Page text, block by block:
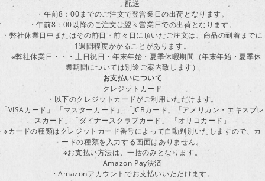
配送
・午前8：00までのご注文で翌営業日の出荷となります。
・午前8：00以降のご注文は翌々営業日での出荷となります。
・弊社休業日中またはその前日・前々日に頂いたご注文は、商品の到着までに
1週間程度かかることがあります。
※弊社休業日・・・土日祝日・年末年始・夏季休暇期間（年末年始・夏季休
業期間については別途ご案内致します）
お支払いについて
クレジットカード
・以下のクレジットカードがご利用いただけます。
「VISAカード」 「マスターカード」 「JCBカード」「アメリカン・エキスプレ
スカード」「ダイナースクラブカード」 「オリコカード」
※カードの種類はクレジットカード番号によって自動判別いたしますので、カ
ードの種類を入力する画面はありません。
※お支払い方法は、一括のみとなります。
Amazon Pay決済
・Amazonアカウントでお支払いいただけます。